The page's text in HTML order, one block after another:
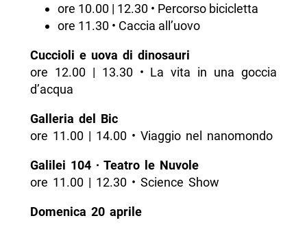
ore 10.00 | 12.30 • Percorso bicicletta
ore 11.30 • Caccia all’uovo
Cuccioli e uova di dinosauri
ore 12.00 | 13.30 • La vita in una goccia
d’acqua
Galleria del Bic
ore 11.00 | 14.00 • Viaggio nel nanomondo
Galilei 104 ∙ Teatro le Nuvole
ore 11.00 | 12.30 • Science Show
Domenica 20 aprile